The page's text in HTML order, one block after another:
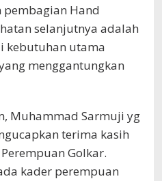
Hand
selanjutnya adalah
kebutuhan utama
menggantungkan
Muhammad Sarmuji yg
terima kasih
Golkar.
kader perempuan